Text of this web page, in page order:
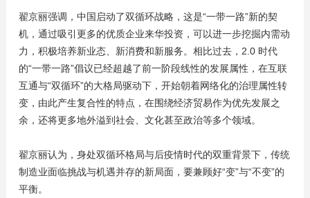
翟京丽强调，中国启动了双循环战略，这是“一带一路”新的契
机，通过吸引更多的优质企业来华投资，可以进一步挖掘内需动
力，积极培养新业态、新消费和新服务。相比过去，2.0 时代
的“一带一路”倡议已经超越了前一阶段线性的发展属性，在互联
互通与“双循环”的大格局驱动下，开始朝着网络化的治理属性转
变，由此产生复合性的特点，在围绕经济贸易作为优先发展之
余，还将更多地外溢到社会、文化甚至政治等多个领域。
翟京丽认为，身处双循环格局与后疫情时代的双重背景下，传统
制造业面临挑战与机遇并存的新局面，要兼顾好“变”与“不变”的
平衡。